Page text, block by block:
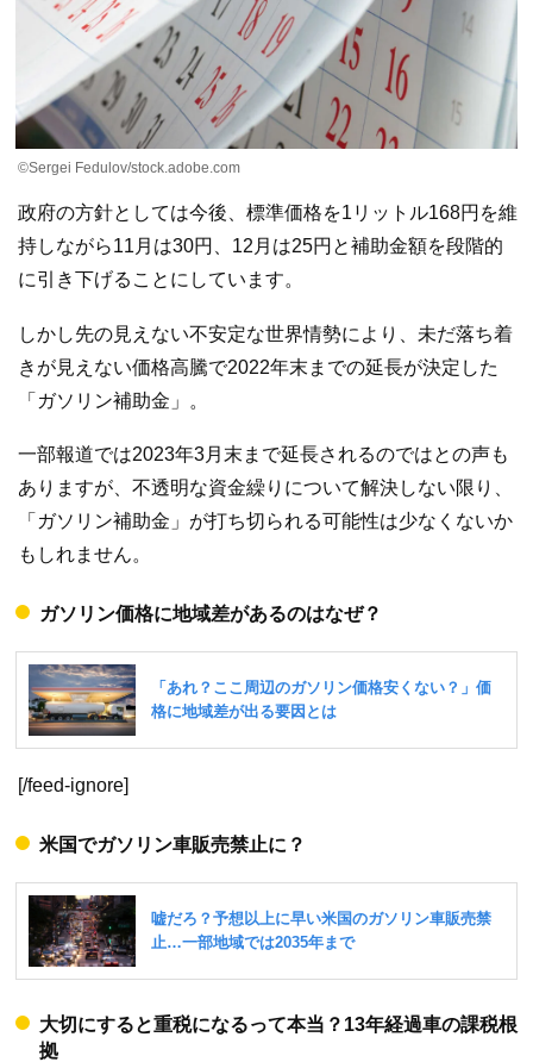
©Sergei Fedulov/stock.adobe.com
政府の方針としては今後、標準価格を1リットル168円を維
持しながら11月は30円、12月は25円と補助金額を段階的
に引き下げることにしています。
しかし先の見えない不安定な世界情勢により、未だ落ち着
きが見えない価格高騰で2022年末までの延長が決定した
「ガソリン補助金」。
一部報道では2023年3月末まで延長されるのではとの声も
ありますが、不透明な資金繰りについて解決しない限り、
「ガソリン補助金」が打ち切られる可能性は少なくないか
もしれません。
ガソリン価格に地域差があるのはなぜ？
[/feed-ignore]
米国でガソリン車販売禁止に？
大切にすると重税になるって本当？13年経過車の課税根
拠